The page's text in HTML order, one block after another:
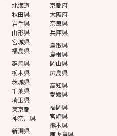
北海道
秋田県
岩手県
山形県
宮城県
福島県
群馬県
栃木県
茨城県
千葉県
埼玉県
東京都
神奈川県
新潟県
京都府
大阪府
奈良県
兵庫県
鳥取県
島根県
岡山県
広島県
高知県
愛媛県
福岡県
宮崎県
熊本県